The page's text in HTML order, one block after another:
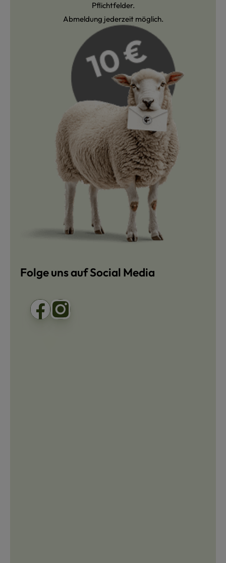
Pflichtfelder.
Abmeldung jederzeit möglich.
Folge uns auf Social Media